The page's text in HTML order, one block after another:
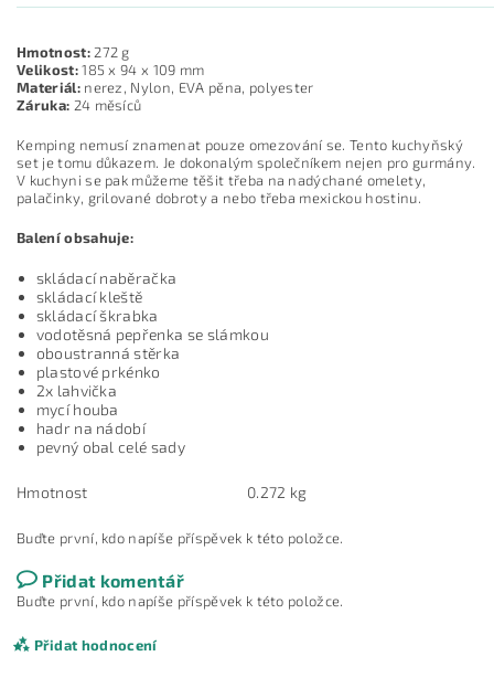
Hmotnost:272 g
Velikost:185 x 94 x 109 mm
Materiál:nerez, Nylon, EVA pěna, polyester
Záruka: 24 měsíců
Kemping nemusí znamenat pouze omezování se. Tento kuchyňský
set je tomu důkazem. Je dokonalým společníkem nejen pro gurmány.
V kuchyni se pak můžeme těšit třeba na nadýchané omelety,
palačinky, grilované dobroty a nebo třeba mexickou hostinu.
Balení obsahuje:
skládací naběračka
skládací kleště
skládací škrabka
vodotěsná pepřenka se slámkou
oboustranná stěrka
plastové prkénko
2x lahvička
mycí houba
hadr na nádobí
pevný obal celé sady
Hmotnost 0.272 kg
Buďte první, kdo napíše příspěvek k této položce.
Přidat komentář
Buďte první, kdo napíše příspěvek k této položce.
Přidat hodnocení